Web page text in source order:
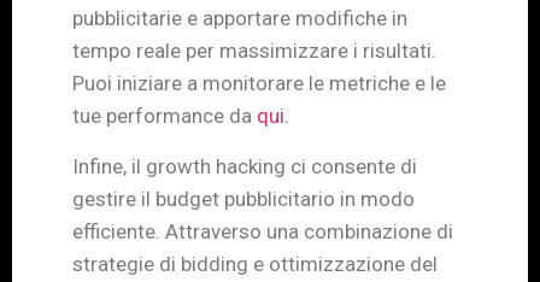
pubblicitarie e apportare modifiche in
tempo reale per massimizzare i risultati.
Puoi iniziare a monitorare le metriche e le
tue performance da qui.
Infine, il growth hacking ci consente di
gestire il budget pubblicitario in modo
efficiente. Attraverso una combinazione di
strategie di bidding e ottimizzazione del